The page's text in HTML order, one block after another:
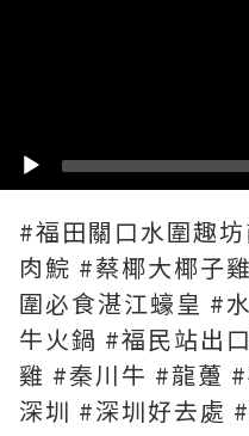
#福田關口水圍趣
肉鯇 #蔡椰大椰子
圍必食湛江蠔皇 #
牛火鍋 #福民站出
雞 #秦川牛 #龍躉
深圳 #深圳好去處